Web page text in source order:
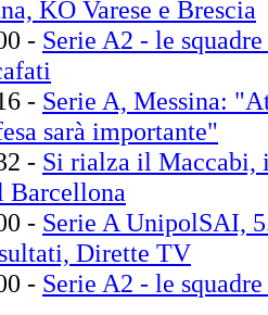
KO Varese e Brescia
- Serie A2 - le
- Serie A, Messina:
sarà importante"
- Si rialza il Maccabi,
Barcellona
- Serie A UnipolSAI,
Dirette TV
- Serie A2 - le